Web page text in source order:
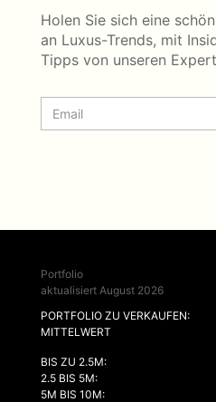
Holen Sie sich eine
an Luxus-Trends, mit
Tipps von unseren
Portfolio
aktualisiert August 2026
PORTFOLIO ZU VERKAUFEN:
MITTELWERT
BIS ZU 2.5M:
2.5 BIS 5M:
5M BIS 10M: